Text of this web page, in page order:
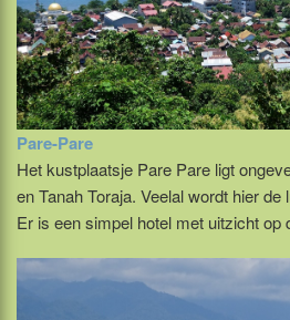
Pare-Pare
Het kustplaatsje Pare Pare ligt
en Tanah Toraja. Veelal wordt hier
Er is een simpel hotel met uitzicht op